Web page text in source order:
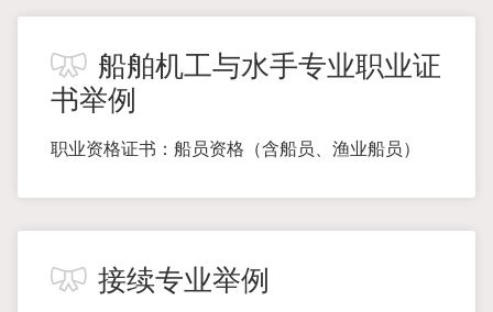
船舶机工与水手专业职业证
书举例
职业资格证书：船员资格（含船员、渔业船员）
接续专业举例